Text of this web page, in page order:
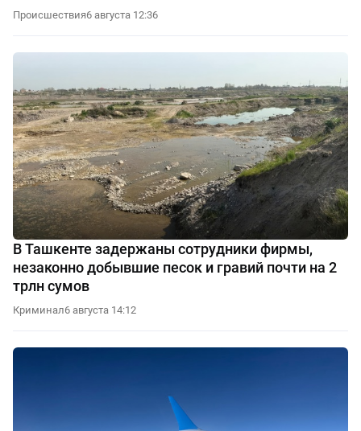
Происшествия6 августа 12:36
В Ташкенте задержаны сотрудники фирмы,
незаконно добывшие песок и гравий почти на 2
трлн сумов
Криминал6 августа 14:12